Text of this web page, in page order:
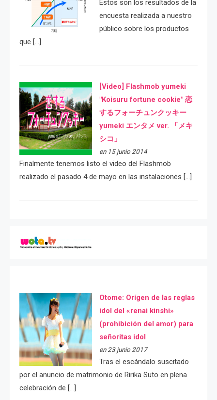
Estos son los resultados de la
encuesta realizada a nuestro
público sobre los productos
que […]
[Video] Flashmob yumeki
"Koisuru fortune cookie" 恋
するフォーチュンクッキー
yumeki エンタメ ver. 「メキ
シコ」
en 15 junio 2014
Finalmente tenemos listo el video del Flashmob
realizado el pasado 4 de mayo en las instalaciones […]
Otome: Orígen de las reglas
idol del «renai kinshi»
(prohibición del amor) para
señoritas idol
en 23 junio 2017
Tras el escándalo suscitado
por el anuncio de matrimonio de Ririka Suto en plena
celebración de […]